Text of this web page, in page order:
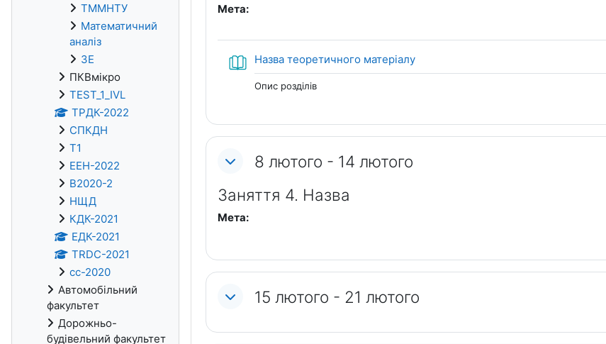
Мета:
Назва теоретичного матеріалуКнига
Опис розділів
8 лютого - 14 лютого
Заняття 4. Назва
Мета:
15 лютого - 21 лютого
ТММНТУ
Математичний
аналіз
ЗЕ
ПКВмікро
TEST_1_IVL
ТРДК-2022
СПКДН
Т1
ЕЕН-2022
В2020-2
НЩД
КДК-2021
ЕДК-2021
TRDC-2021
cc-2020
Автомобільний
факультет
Дорожньо-
будівельний факультет